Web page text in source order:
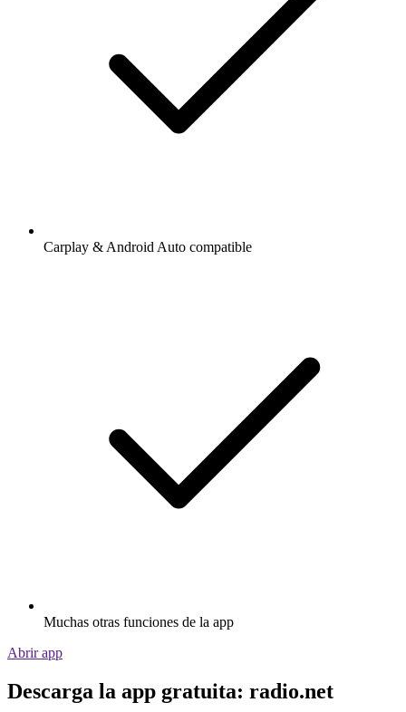
Carplay & Android Auto compatible
Muchas otras funciones de la app
Abrir app
Descarga la app gratuita: radio.net